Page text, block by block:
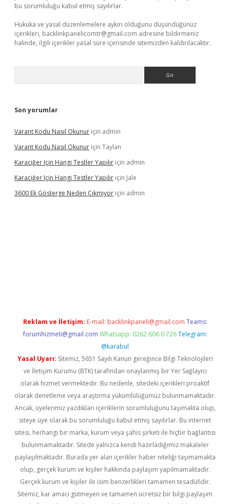
bu sorumluluğu kabul etmiş sayılırlar.
Hukuka ve yasal düzenlemelere aykırı olduğunu düşündüğünüz
içerikleri, backlinkpanelicomtr@gmail.com adresine bildirmeniz
halinde, ilgili içerikler yasal süre içerisinde sitemizden kaldırılacaktır.
Son yorumlar
Varant Kodu Nasıl Okunur için admin
Varant Kodu Nasıl Okunur için Taylan
Karaciğer Için Hangi Testler Yapılır için admin
Karaciğer Için Hangi Testler Yapılır için Jale
3600 Ek Gösterge Neden Çıkmıyor için admin
Reklam ve İletişim: E-mail: backlinkpaneli@gmail.com Teams:
forumhizmeti@gmail.com Whatsapp: 0262 606 0 726 Telegram:
@karabul
Yasal Uyarı: Sitemiz, 5651 Sayılı Kanun gereğince Bilgi Teknolojileri
ve İletişim Kurumu (BTK) tarafından onaylanmış bir Yer Sağlayıcı
olarak hizmet vermektedir. Bu nedenle, sitedeki içerikleri proaktif
olarak denetleme veya araştırma yükümlülüğümüz bulunmamaktadır.
Ancak, üyelerimiz yazdıkları içeriklerin sorumluluğunu taşımakta olup,
siteye üye olarak bu sorumluluğu kabul etmiş sayılırlar. Bu internet
sitesi, herhangi bir marka, kurum veya şahıs şirketi ile hiçbir bağlantısı
bulunmamaktadır. Sitede yalnızca kendi hazırladığımız makaleler
paylaşılmaktadır. Burada yer alan içerikler haber niteliği taşımamakta
olup, gerçek kurum ve kişiler hakkında paylaşım yapılmamaktadır.
Gerçek kurum ve kişiler ile isim benzerlikleri tamamen tesadüfidir.
Sitemiz, kar amacı gütmeyen ve tamamen ücretsiz bir bilgi paylaşım